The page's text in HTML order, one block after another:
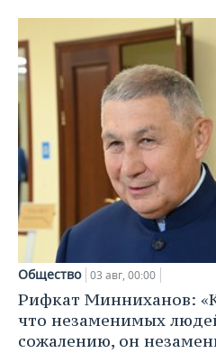
Общество 03 авг, 00:00
Рифкат Минниханов:
что незаменимых
сожалению, он